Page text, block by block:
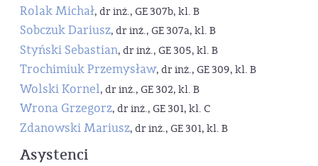
Rolak Michał, dr inż., GE 307b, kl. B
Sobczuk Dariusz, dr inż., GE 307a, kl. B
Styński Sebastian, dr inż., GE 305, kl. B
Trochimiuk Przemysław, dr inż., GE 309, kl. B
Wolski Kornel, dr inż., GE 302, kl. B
Wrona Grzegorz, dr inż., GE 301, kl. C
Zdanowski Mariusz, dr inż., GE 301, kl. B
Asystenci